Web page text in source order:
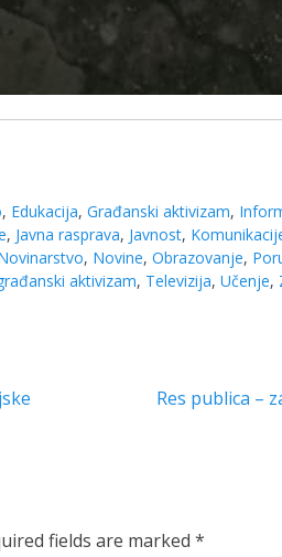
, Edukacija, Građanski aktivizam,
, Javna rasprava, Javnost,
, Novine, Obrazovanje,
aktivizam, Televizija, Učenje,
Res publica –
fields are marked *